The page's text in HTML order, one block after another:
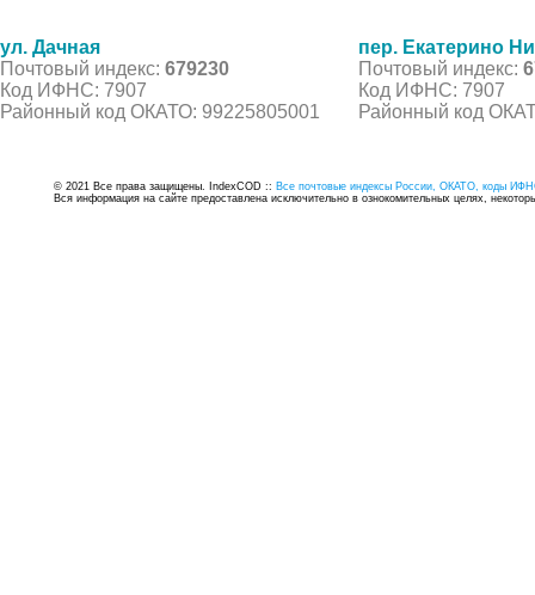
ул. Дачная
Почтовый индекс: 679230
Код ИФНС: 7907
Районный код ОКАТО: 99225805001
пер. Екатерино
Почтовый индекс:
Код ИФНС: 7907
Районный код
© 2021 Все права защищены. IndexCOD :: Все почтовые индексы России, ОКАТО, коды
Вся информация на сайте предоставлена исключительно в ознокомительных целях,